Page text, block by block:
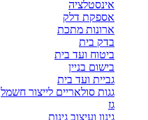
אינסטלציה
אספקת דלק
ארונות מתכת
בדק בית
ביטוח ועד בית
בישום בניין
גביית ועד בית
גגות סולאריים לייצור חשמל
גז
גינון ועיצוב גינות